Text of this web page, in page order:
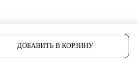
ДОБАВИТЬ В КОРЗИНУ